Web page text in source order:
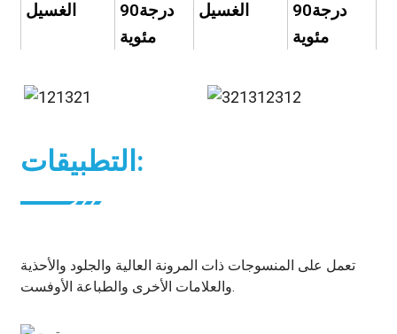
الغسيل
90درجة
مئوية
الغسيل
90درجة
مئوية
التطبيقات:
تعمل على المنسوجات ذات المرونة العالية والجلود والأحذية
والعلامات الأخرى والطباعة الأوفست.